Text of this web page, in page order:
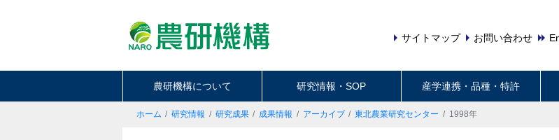
サイトマップ お問い合わせ
農研機構について 研究情報・SOP 産学連携・品種・特許
ホーム 研究情報 研究成果 成果情報 アーカイブ 東北農業研究センター 1998年